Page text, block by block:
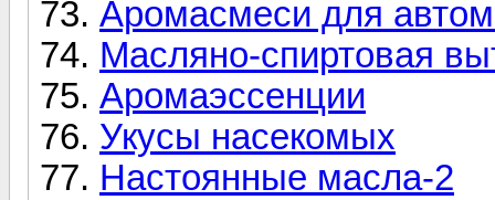
Аромасмеси для
Масляно-спиртовая
Аромаэссенции
Укусы насекомых
Настоянные масла-2